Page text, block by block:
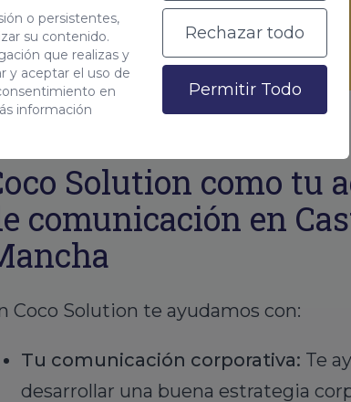
o persistentes,
su contenido.
que realizas y
y aceptar el uso de
en
información
Rechazar todo
Permitir Todo
Solution como tu
comunicación en
Coco Solution te ayudamos con:
Tu comunicación corporativa: Te
desarrollar una buena estrategia